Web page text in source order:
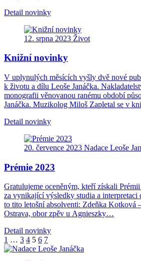
Detail novinky
12. srpna 2023 Život
Knižní novinky
V uplynulých měsících vyšly dvě nové
k životu a dílu Leoše Janáčka.
monografii věnovanou ranému období
Janáčka. Muzikolog Miloš Zapletal se v
Detail novinky
20. července 2023 Nadace Leoše
Prémie 2023
Gratulujeme oceněným, kteří získali
za vynikající výsledky studia a interpretaci
to tito letošní absolventi: Zdeňka Kotková
Ostrava, obor zpěv u Agnieszky…
Detail novinky
1 … 3 4 5 6 7